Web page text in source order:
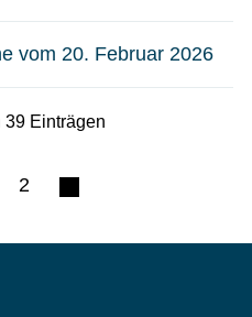
vom 20. Februar 2026
39 Einträgen
2